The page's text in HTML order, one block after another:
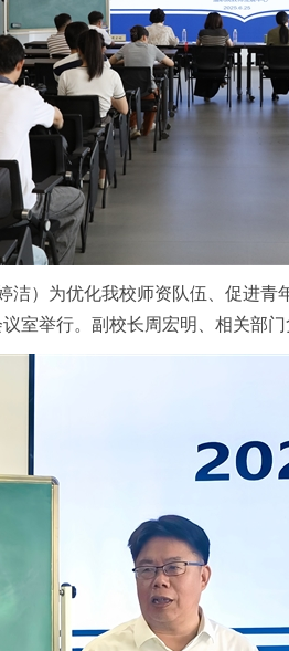
洁）为优化我校师资队伍、促进
室举行。副校长周宏明、相关部门